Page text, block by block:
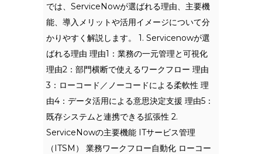
では、ServiceNowが選ばれる理由、主要機
能、導入メリットや活用イメージについて分
かりやすく解説します。 1. Servicenowが選
ばれる理由 理由1：業務の一元管理と可視化
理由2：部門横断で使えるワークフロー 理由
3：ローコード／ノーコードによる柔軟性 理
由4：データ活用による意思決定支援 理由5：
既存システムと連携できる拡張性 2.
ServiceNowの主要機能 ITサービス管理
（ITSM） 業務ワークフロー自動化 ローコー